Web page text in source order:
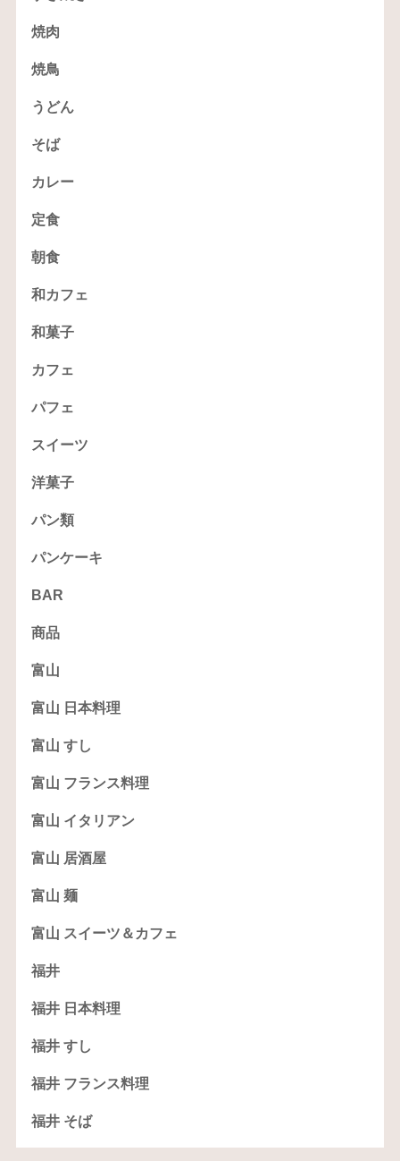
焼肉
焼鳥
うどん
そば
カレー
定食
朝食
和カフェ
和菓子
カフェ
パフェ
スイーツ
洋菓子
パン類
パンケーキ
BAR
商品
富山
富山 日本料理
富山 すし
富山 フランス料理
富山 イタリアン
富山 居酒屋
富山 麺
富山 スイーツ＆カフェ
福井
福井 日本料理
福井 すし
福井 フランス料理
福井 そば